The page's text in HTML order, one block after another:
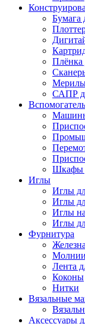
САПР
Шкафы
Иглы
Иглы
Иглы
Иглы
Иглы
Фурнитура
Молнии
Лента
Коконы
Нитки
Вязальные
Аксессуары